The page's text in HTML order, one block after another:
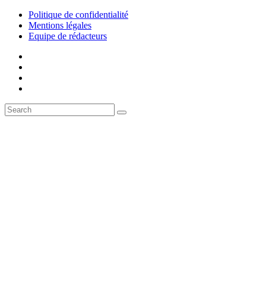
Politique de confidentialité
Mentions légales
Equipe de rédacteurs